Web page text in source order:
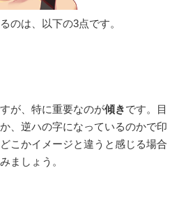
のは、以下の3点です。
が、特に重要なのが傾きです。目
、逆ハの字になっているのかで印
こかイメージと違うと感じる場合
ましょう。